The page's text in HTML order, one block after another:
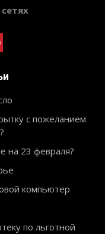
с пожеланием
на 23 февраля?
компьютер
по льготной